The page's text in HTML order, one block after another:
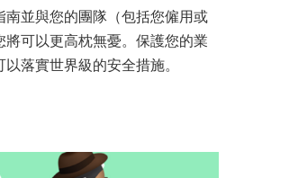
並與您的團隊（包括您僱用或
可以更高枕無憂。保護您的業
落實世界級的安全措施。